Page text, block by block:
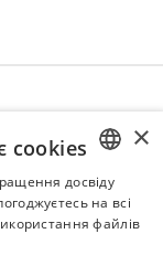
UKRAINIAN
×
cookies
досвіду
на всі
файлів